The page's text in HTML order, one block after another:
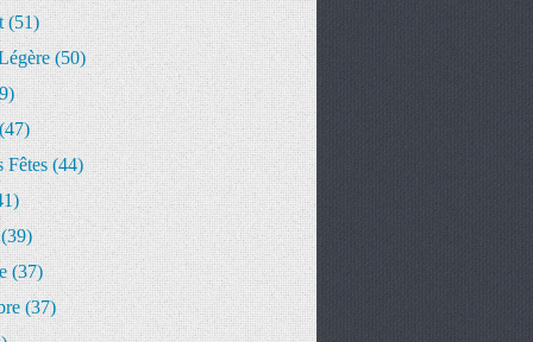
(51)
(50)
Fêtes(44)
(37)
(37)